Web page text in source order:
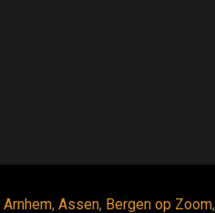
Arnhem, Assen, Bergen op Zoom,